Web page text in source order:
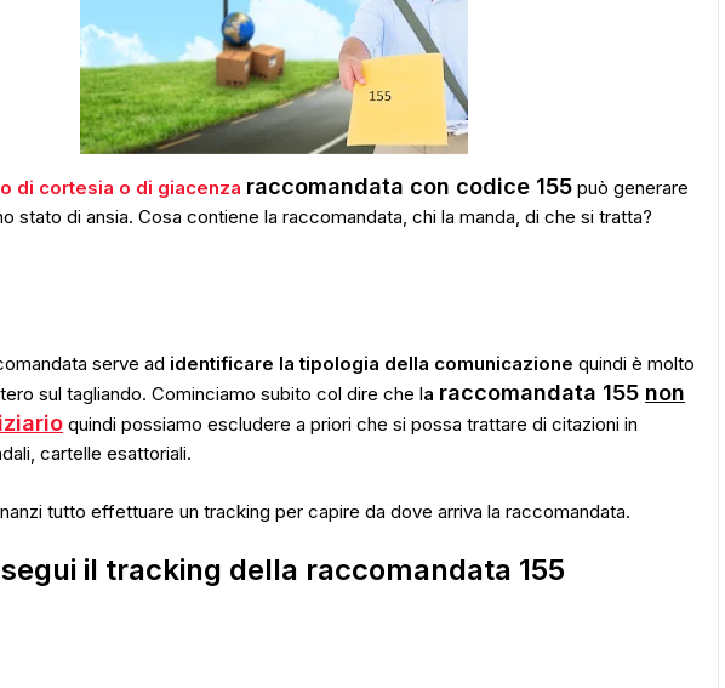
di cortesia o di giacenza raccomandata con codice 155 può generare
stato di ansia. Cosa contiene la raccomandata, chi la manda, di che si tratta?
serve ad identificare la tipologia della comunicazione quindi è molto
sul tagliando. Cominciamo subito col dire che la raccomandata 155 non
quindi possiamo escludere a priori che si possa trattare di citazioni in
cartelle esattoriali.
tutto effettuare un tracking per capire da dove arriva la raccomandata.
il tracking della raccomandata 155